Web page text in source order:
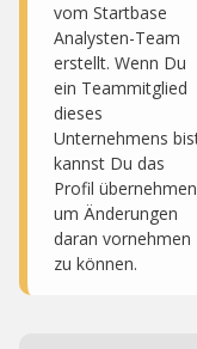
vom Startbase
Analysten-Team
erstellt. Wenn Du
ein Teammitglied
dieses
Unternehmens
kannst Du das
Profil
um Änderungen
daran vornehmen
zu können.